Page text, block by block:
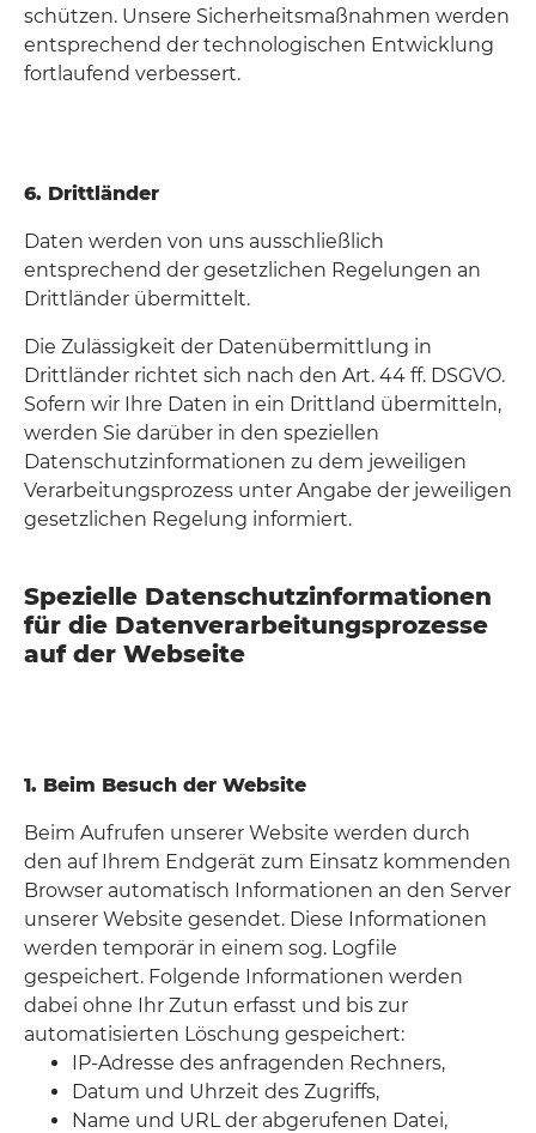
schützen. Unsere Sicherheitsmaßnahmen werden
entsprechend der technologischen Entwicklung
fortlaufend verbessert.
6. Drittländer
Daten werden von uns ausschließlich
entsprechend der gesetzlichen Regelungen an
Drittländer übermittelt.
Die Zulässigkeit der Datenübermittlung in
Drittländer richtet sich nach den Art. 44 ff. DSGVO.
Sofern wir Ihre Daten in ein Drittland übermitteln,
werden Sie darüber in den speziellen
Datenschutzinformationen zu dem jeweiligen
Verarbeitungsprozess unter Angabe der jeweiligen
gesetzlichen Regelung informiert.
Spezielle Datenschutzinformationen
für die Datenverarbeitungsprozesse
auf der Webseite
1. Beim Besuch der Website
Beim Aufrufen unserer Website werden durch
den auf Ihrem Endgerät zum Einsatz kommenden
Browser automatisch Informationen an den Server
unserer Website gesendet. Diese Informationen
werden temporär in einem sog. Logfile
gespeichert. Folgende Informationen werden
dabei ohne Ihr Zutun erfasst und bis zur
automatisierten Löschung gespeichert:
IP-Adresse des anfragenden Rechners,
Datum und Uhrzeit des Zugriffs,
Name und URL der abgerufenen Datei,